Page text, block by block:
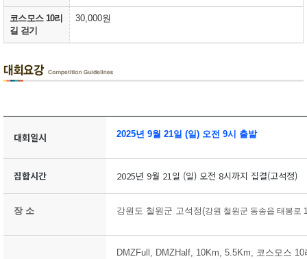
코스모스 10리
길 걷기
30,000원
대회일시 2025년 9월 21일 (일) 오전 9시 출발
집합시간 2025년 9월 21일 (일) 오전 8시까지 집결(고석정)
장 소 강원도 철원군 고석정(강원 철원군 동송읍 태봉로
DMZFull, DMZHalf, 10Km, 5.5Km, 코스모스